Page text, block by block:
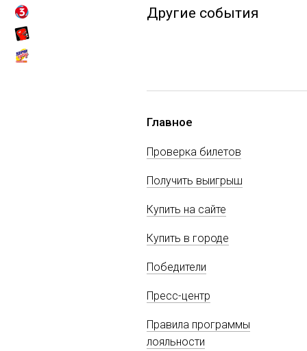
Другие события
Главное
Проверка билетов
Получить выигрыш
Купить на сайте
Купить в городе
Победители
Пресс-центр
Правила программы
лояльности